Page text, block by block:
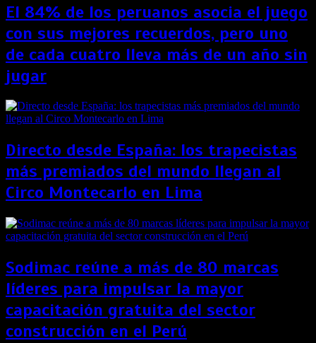
El 84% de los peruanos asocia el juego
con sus mejores recuerdos, pero uno
de cada cuatro lleva más de un año sin
jugar
Directo desde España: los trapecistas
más premiados del mundo llegan al
Circo Montecarlo en Lima
Sodimac reúne a más de 80 marcas
líderes para impulsar la mayor
capacitación gratuita del sector
construcción en el Perú